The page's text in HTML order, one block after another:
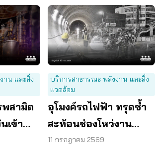
าน และสิ่ง
สามิต
เข้า
น
บริการสาธารณะ พลังงาน และสิ่ง
แวดล้อม
อุโมงค์รถไฟฟ้า ทรุดซ้ำ
สะท้อนช่องโหว่งาน
ก่อสร้าง จี้ตรวจ
11 กรกฎาคม 2569